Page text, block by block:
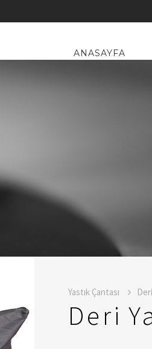
ANASAYFA
Yastık Çantası
Deri